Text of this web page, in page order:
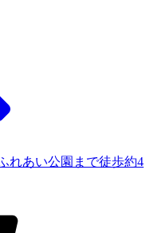
れあい公園まで徒歩約4